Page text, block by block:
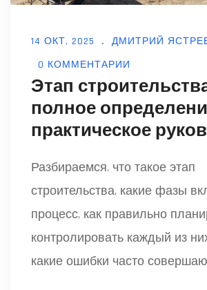
14 ОКТ, 2025
ДМИТРИЙ
0 КОММЕНТАРИИ
Этап
полное
практическое
Разбираемся, что такое этап
строительства, какие фазы
процесс, как правильно
контролировать каждый из
какие ошибки часто